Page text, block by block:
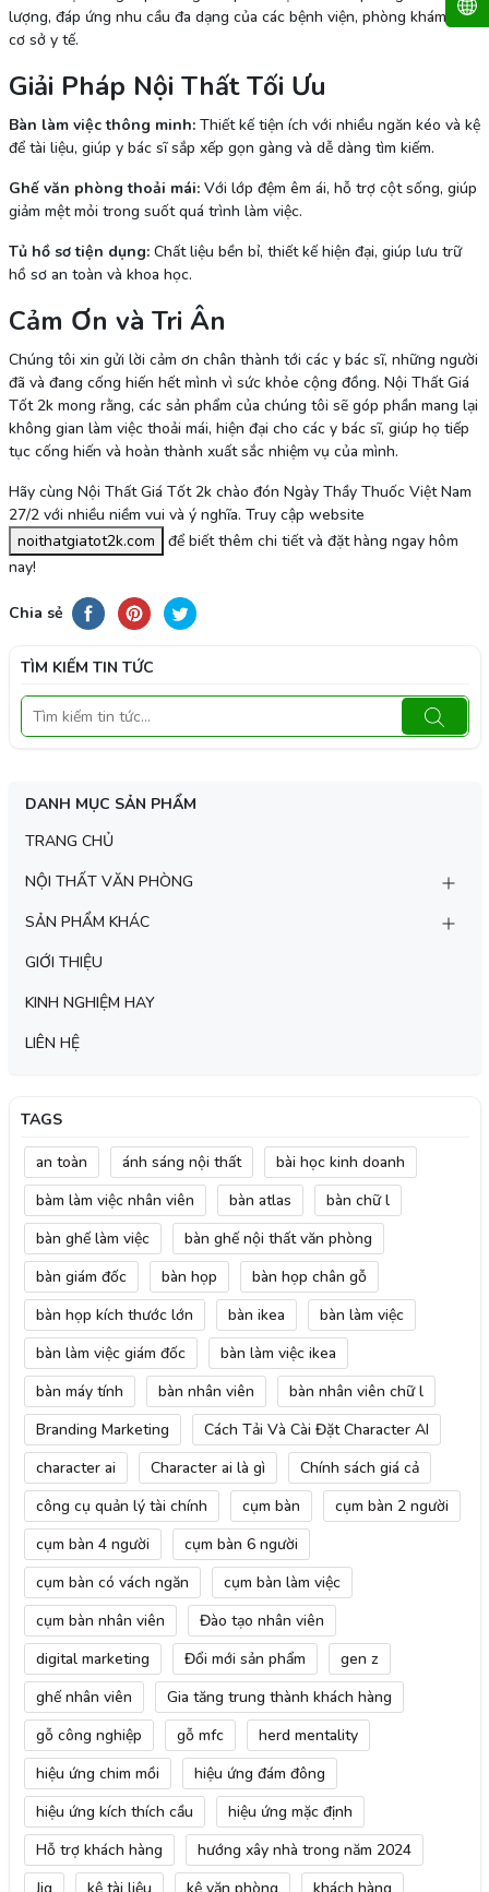
lượng, đáp ứng nhu cầu đa dạng của các bệnh viện, phòng khám và
cơ sở y tế.
Giải Pháp Nội Thất Tối Ưu
Bàn làm việc thông minh:Thiết kế tiện ích với nhiều ngăn kéo và kệ
để tài liệu, giúp y bác sĩ sắp xếp gọn gàng và dễ dàng tìm kiếm.
Ghế văn phòng thoải mái:Với lớp đệm êm ái, hỗ trợ cột sống, giúp
giảm mệt mỏi trong suốt quá trình làm việc.
Tủ hồ sơ tiện dụng:Chất liệu bền bỉ, thiết kế hiện đại, giúp lưu trữ
hồ sơ an toàn và khoa học.
Cảm Ơn và Tri Ân
Chúng tôi xin gửi lời cảm ơn chân thành tới các y bác sĩ, những người
đã và đang cống hiến hết mình vì sức khỏe cộng đồng. Nội Thất Giá
Tốt 2k mong rằng, các sản phẩm của chúng tôi sẽ góp phần mang lại
không gian làm việc thoải mái, hiện đại cho các y bác sĩ, giúp họ tiếp
tục cống hiến và hoàn thành xuất sắc nhiệm vụ của mình.
Hãy cùng Nội Thất Giá Tốt 2k chào đón Ngày Thầy Thuốc Việt Nam
27/2 với nhiều niềm vui và ý nghĩa. Truy cập website
noithatgiatot2k.com
để biết thêm chi tiết và đặt hàng ngay hôm
nay!
Chia sẻ
TÌM KIẾM TIN TỨC
DANH MỤC SẢN PHẨM
TRANG CHỦ
NỘI THẤT VĂN PHÒNG
SẢN PHẨM KHÁC
GIỚI THIỆU
KINH NGHIỆM HAY
LIÊN HỆ
TAGS
an toàn ánh sáng nội thất
bài học kinh doanh
bàm làm việc nhân viên
bàn atlas
bàn chữ l
bàn ghế làm việc
bàn ghế nội thất văn phòng
bàn giám đốc
bàn họp
bàn họp chân gỗ
bàn họp kích thước lớn
bàn ikea
bàn làm việc
bàn làm việc giám đốc
bàn làm việc ikea
bàn máy tính
bàn nhân viên
bàn nhân viên chữ l
Branding Marketing
Cách Tải Và Cài Đặt Character AI
character ai
Character ai là gì
Chính sách giá cả
công cụ quản lý tài chính
cụm bàn
cụm bàn 2 người
cụm bàn 4 người
cụm bàn 6 người
cụm bàn có vách ngăn
cụm bàn làm việc
cụm bàn nhân viên
Đào tạo nhân viên
digital marketing
Đổi mới sản phẩm
gen z
ghế nhân viên
Gia tăng trung thành khách hàng
gỗ công nghiệp
gỗ mfc
herd mentality
hiệu ứng chim mồi
hiệu ứng đám đông
hiệu ứng kích thích cầu
hiệu ứng mặc định
Hỗ trợ khách hàng
hướng xây nhà trong năm 2024